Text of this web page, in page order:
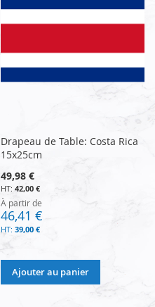
Drapeau de Table: Costa Rica
15x25cm
49,98 €
42,00 €
À partir de
46,41 €
39,00 €
Ajouter au panier